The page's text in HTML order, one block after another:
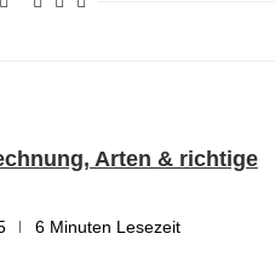
Arten & richtige
6 Minuten Lesezeit